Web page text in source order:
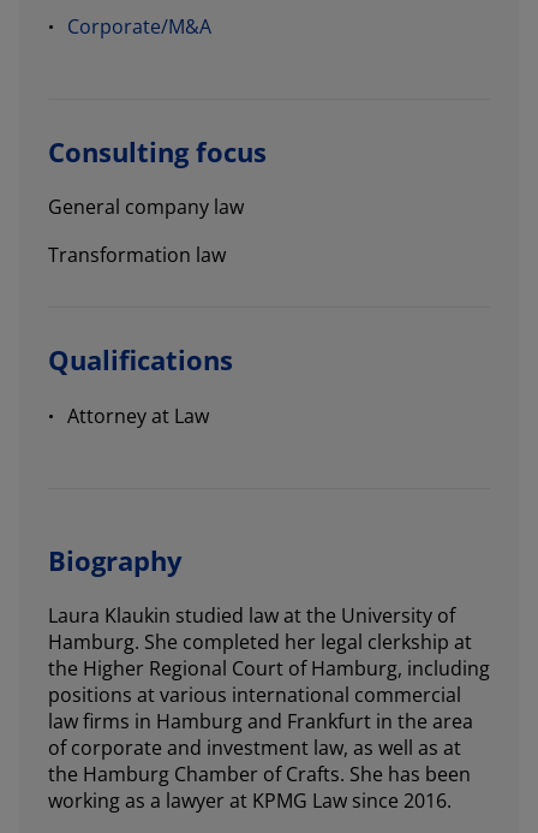
Corporate/M&A
Consulting focus
General company law
Transformation law
Qualifications
Attorney at Law
Biography
Laura Klaukin studied law at the University of
Hamburg. She completed her legal clerkship at
the Higher Regional Court of Hamburg, including
positions at various international commercial
law firms in Hamburg and Frankfurt in the area
of corporate and investment law, as well as at
the Hamburg Chamber of Crafts. She has been
working as a lawyer at KPMG Law since 2016.